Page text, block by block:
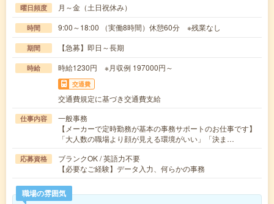
曜日頻度 月～金（土日祝休み）
時間 9:00～18:00 （実働8時間）休憩60分 ※残業なし
期間 【急募】即日～長期
時給 時給1230円 ※月収例 197000円～
交通費
交通費規定に基づき交通費支給
仕事内容
一般事務
【メーカーで定時勤務が基本の事務サポートのお仕事です】
「大人数の職場より顔が見える環境がいい」「決ま…
応募資格
ブランクOK / 英語力不要
【必要なご経験】データ入力、何らかの事務
職場の雰囲気